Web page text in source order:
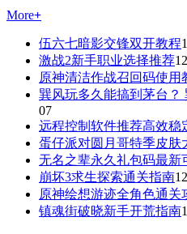
More+
伍六七暗影交锋双开教程
激战2新手职业选择推荐
原神清洁作战召回码使用
巽风玩多久能搞到茅台？
07
远程控制软件推荐高效稳
蛋仔派对圆月哥特季皮肤
无名之辈永久礼包码最新
崩坏3求生探索通关指南
原神绘想游迹全角色通关
镇魂街破晓新手开荒指南